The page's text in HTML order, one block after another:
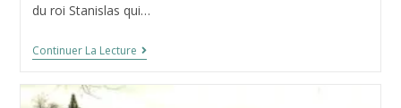
du roi Stanislas qui…
Continuer La LectureNotre-
Dame